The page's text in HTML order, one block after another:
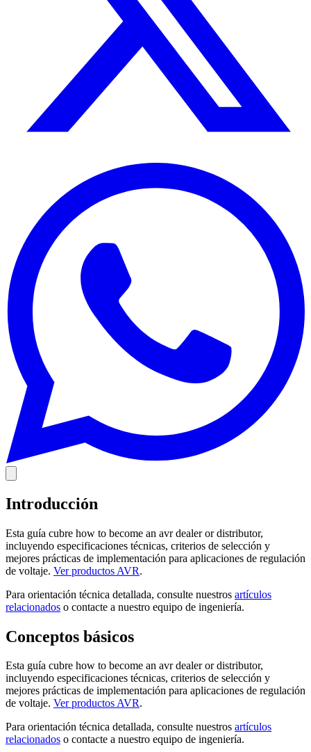
Introducción
Esta guía cubre how to become an avr dealer or distributor,
incluyendo especificaciones técnicas, criterios de selección y
mejores prácticas de implementación para aplicaciones de regulación
de voltaje. Ver productos AVR.
Para orientación técnica detallada, consulte nuestros artículos
relacionados o contacte a nuestro equipo de ingeniería.
Conceptos básicos
Esta guía cubre how to become an avr dealer or distributor,
incluyendo especificaciones técnicas, criterios de selección y
mejores prácticas de implementación para aplicaciones de regulación
de voltaje. Ver productos AVR.
Para orientación técnica detallada, consulte nuestros artículos
relacionados o contacte a nuestro equipo de ingeniería.